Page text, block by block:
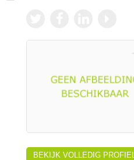
BEKIJK VOLLEDIG PROFIEL